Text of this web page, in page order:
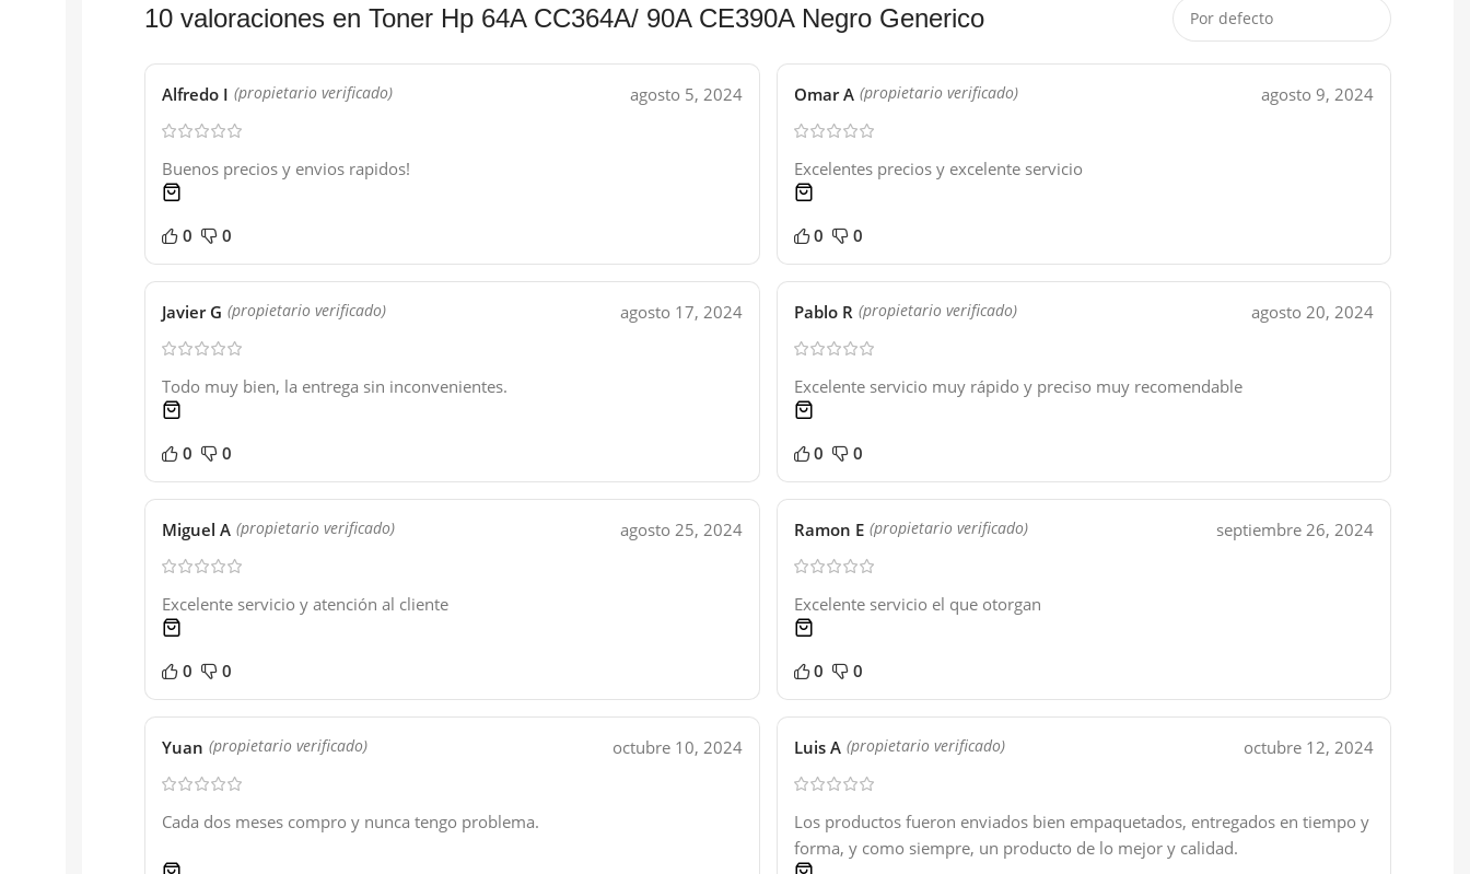
10 valoraciones en Toner Hp 64A CC364A/ 90A CE390A Negro Generico
Alfredo I (propietario verificado) agosto 5, 2024
Buenos precios y envios rapidos!
0 0
Omar A (propietario verificado) agosto 9, 2024
Excelentes precios y excelente servicio
0 0
Javier G (propietario verificado) agosto 17, 2024
Todo muy bien, la entrega sin inconvenientes.
0 0
Pablo R (propietario verificado) agosto 20, 2024
Excelente servicio muy rápido y preciso muy recomendable
0 0
Miguel A (propietario verificado) agosto 25, 2024
Excelente servicio y atención al cliente
0 0
Ramon E (propietario verificado) septiembre 26, 2024
Excelente servicio el que otorgan
0 0
Yuan (propietario verificado) octubre 10, 2024
Cada dos meses compro y nunca tengo problema.
Luis A (propietario verificado) octubre 12, 2024
Los productos fueron enviados bien empaquetados, entregados en tiempo y
forma, y como siempre, un producto de lo mejor y calidad.